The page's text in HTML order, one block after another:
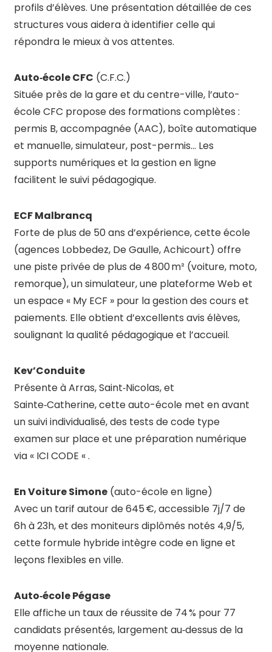
profils d’élèves. Une présentation détaillée de ces
structures vous aidera à identifier celle qui
répondra le mieux à vos attentes.
Auto‑école CFC (C.F.C.)
Située près de la gare et du centre-ville, l’auto-
école CFC propose des formations complètes :
permis B, accompagnée (AAC), boîte automatique
et manuelle, simulateur, post-permis… Les
supports numériques et la gestion en ligne
facilitent le suivi pédagogique.
ECF Malbrancq
Forte de plus de 50 ans d’expérience, cette école
(agences Lobbedez, De Gaulle, Achicourt) offre
une piste privée de plus de 4 800 m² (voiture, moto,
remorque), un simulateur, une plateforme Web et
un espace « My ECF » pour la gestion des cours et
paiements. Elle obtient d’excellents avis élèves,
soulignant la qualité pédagogique et l’accueil.
Kev’Conduite
Présente à Arras, Saint‑Nicolas, et
Sainte‑Catherine, cette auto-école met en avant
un suivi individualisé, des tests de code type
examen sur place et une préparation numérique
via « ICI CODE «.
En Voiture Simone (auto-école en ligne)
Avec un tarif autour de 645 €, accessible 7j/7 de
6h à 23h, et des moniteurs diplômés notés 4,9/5,
cette formule hybride intègre code en ligne et
leçons flexibles en ville.
Auto‑école Pégase
Elle affiche un taux de réussite de 74 % pour 77
candidats présentés, largement au‑dessus de la
moyenne nationale.